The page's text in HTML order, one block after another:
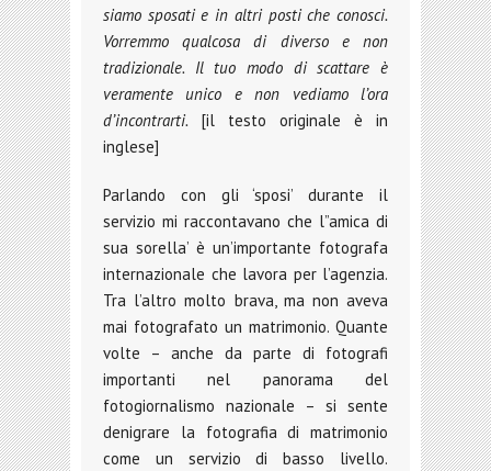
siamo sposati e in altri posti che conosci.
Vorremmo qualcosa di diverso e non
tradizionale. Il tuo modo di scattare è
veramente unico e non vediamo l’ora
d’incontrarti. [il testo originale è in
inglese]
Parlando con gli ‘sposi’ durante il
servizio mi raccontavano che l”amica di
sua sorella’ è un’importante fotografa
internazionale che lavora per l’agenzia.
Tra l’altro molto brava, ma non aveva
mai fotografato un matrimonio. Quante
volte – anche da parte di fotografi
importanti nel panorama del
fotogiornalismo nazionale – si sente
denigrare la fotografia di matrimonio
come un servizio di basso livello.